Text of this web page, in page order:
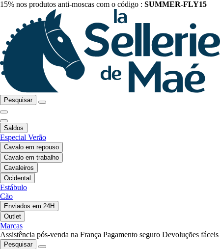
15% nos produtos anti-moscas com o código : SUMMER-FLY15
Pesquisar
Saldos
Especial Verão
Cavalo em repouso
Cavalo em trabalho
Cavaleiros
Ocidental
Estábulo
Cão
Enviados em 24H
Outlet
Marcas
Assistência pós-venda na França Pagamento seguro Devoluções fáceis
Pesquisar